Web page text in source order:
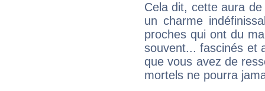
Cela dit, cette aura
un charme
proches qui ont du
souvent... fascinés et
que vous avez de
mortels ne pourra